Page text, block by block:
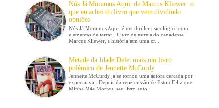
Nós Já Moramos Aqui, de Marcus Kliewer: o
que eu achei do livro que vem dividindo
opniões
Nós Já Moramos Aqui é um thriller psicológico com
elementos de terror . Livro de estreia do canadense
Marcus Kliewer, a história tem uma or...
Metade da Idade Dele: mais um livro
polêmico de Jennette McCurdy
Jennette McCurdy já se tornou uma autora cercada por
expectativa . Depois da repercussão de Estou Feliz que
Minha Mãe Morreu, seu livro auto...